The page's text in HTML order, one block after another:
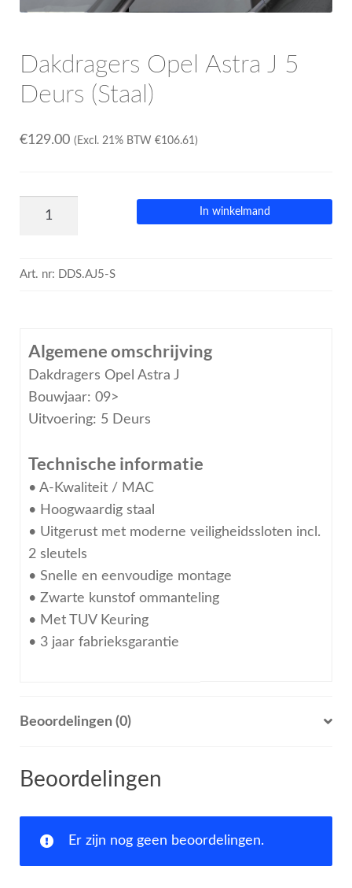
Inloggen / Registreren
Dakdragers Opel Astra J 5
Deurs (Staal)
€129.00 (Excl. 21% BTW €106.61)
In winkelmand
Art. nr: DDS.AJ5-S
Algemene omschrijving
Dakdragers Opel Astra J
Bouwjaar: 09>
Uitvoering: 5 Deurs
Technische informatie
• A-Kwaliteit / MAC
• Hoogwaardig staal
• Uitgerust met moderne veiligheidssloten incl.
2 sleutels
• Snelle en eenvoudige montage
• Zwarte kunstof ommanteling
• Met TUV Keuring
• 3 jaar fabrieksgarantie
Beoordelingen (0)
Beoordelingen
Er zijn nog geen beoordelingen.